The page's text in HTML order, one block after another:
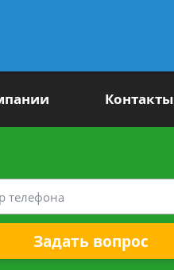
Контакты
Задать вопрос